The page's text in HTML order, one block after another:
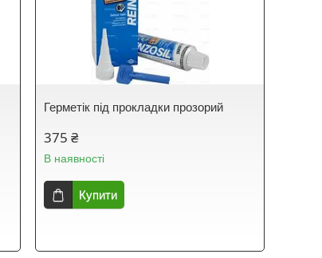
Герметік під прокладки прозорий
375 ₴
В наявності
Купити